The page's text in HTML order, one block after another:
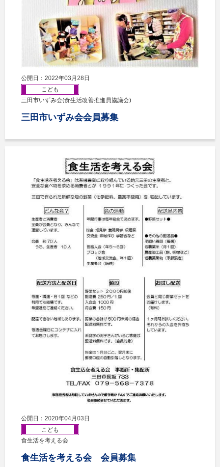
公開日：2022年03月28日
こども
三田市いずみ会(食生活改善推進員協議会)
三田市いずみ会会員募集
公開日：2020年04月03日
こども
食生活を考える会
食生活を考える会 会員募集